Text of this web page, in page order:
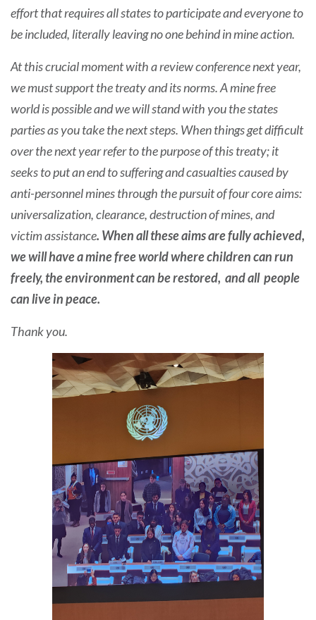
effort that requires all states to participate and everyone to
be included, literally leaving no one behind in mine action.
At this crucial moment with a review conference next year,
we must support the treaty and its norms. A mine free
world is possible and we will stand with you the states
parties as you take the next steps. When things get difficult
over the next year refer to the purpose of this treaty; it
seeks to put an end to suffering and casualties caused by
anti-personnel mines through the pursuit of four core aims:
universalization, clearance, destruction of mines, and
victim assistance. When all these aims are fully achieved,
we will have a mine free world where children can run
freely, the environment can be restored, and all people
can live in peace.
Thank you.